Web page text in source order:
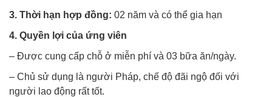
3. Thời hạn hợp đồng: 02 năm và có thể gia hạn
4. Quyền lợi của ứng viên
– Được cung cấp chỗ ở miễn phí và 03 bữa ăn/ngày.
– Chủ sử dụng là người Pháp, chế độ đãi ngộ đối với
người lao động rất tốt.